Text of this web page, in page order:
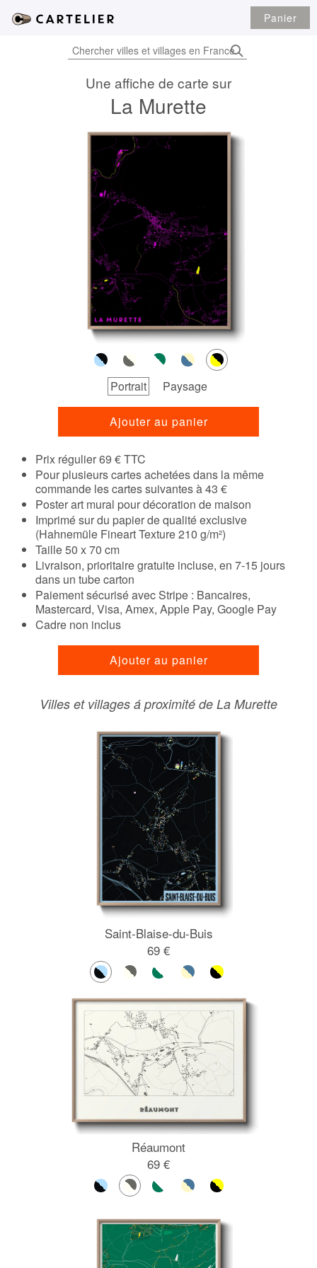
Panier
Une affiche de carte sur
La Murette
Ajouter au panier
Prix régulier 69 € TTC
Pour plusieurs cartes achetées dans la même
commande les cartes suivantes à 43 €
Poster art mural pour décoration de maison
Imprimé sur du papier de qualité exclusive
(Hahnemüle Fineart Texture 210 g/m²)
Taille 50 x 70 cm
Livraison, prioritaire gratuite incluse, en 7-15 jours
dans un tube carton
Paiement sécurisé avec Stripe : Bancaires,
Mastercard, Visa, Amex, Apple Pay, Google Pay
Cadre non inclus
Ajouter au panier
Portrait Paysage
Villes et villages á proximité de La Murette
Saint-Blaise-du-Buis
69 €
Réaumont
69 €